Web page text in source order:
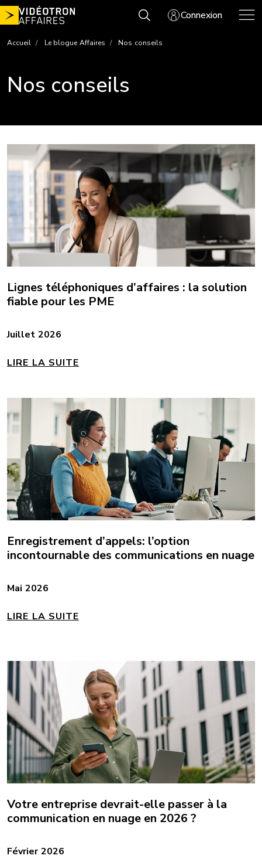
Aller
au
Connexion
Accueil Le blogue Affaires Nos conseils
Nos conseils
Lignes téléphoniques d’affaires : la solution
fiable pour les PME
Juillet 2026
LIRE LA SUITE
Enregistrement d’appels: l’option
incontournable des communications en nuage
Mai 2026
LIRE LA SUITE
Votre entreprise devrait-elle passer à la
communication en nuage en 2026 ?
Février 2026